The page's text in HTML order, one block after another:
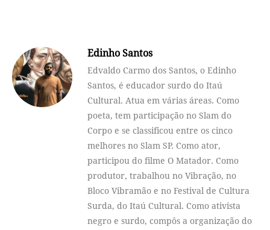
Edinho Santos
Edvaldo Carmo dos Santos, o Edinho
Santos, é educador surdo do Itaú
Cultural. Atua em várias áreas. Como
poeta, tem participação no Slam do
Corpo e se classificou entre os cinco
melhores no Slam SP. Como ator,
participou do filme O Matador. Como
produtor, trabalhou no Vibração, no
Bloco Vibramão e no Festival de Cultura
Surda, do Itaú Cultural. Como ativista
negro e surdo, compôs a organização do